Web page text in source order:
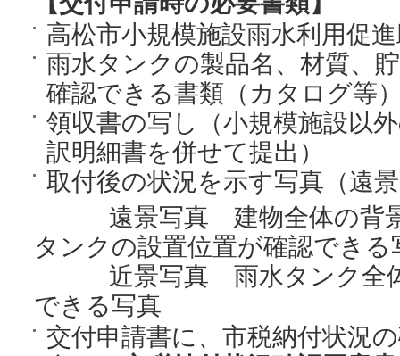
高松市小規模施設雨水利用促
雨水タンクの製品名、材質、
確認できる書類（カタログ等
領収書の写し（小規模施設以
訳明細書を併せて提出）
取付後の状況を示す写真（遠
遠景写真 建物全体の背景
タンクの設置位置が確認できる
近景写真 雨水タンク全体
できる写真
交付申請書に、市税納付状況